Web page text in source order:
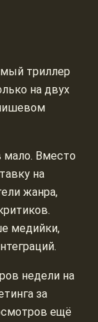
триллер
на двух
мало. Вместо
на
жанра,
медийки,
недели на
за
ещё